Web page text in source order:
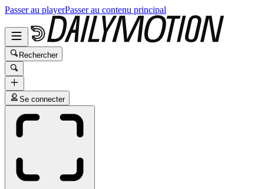
Passer au playerPasser au contenu principal
Rechercher
Se connecter